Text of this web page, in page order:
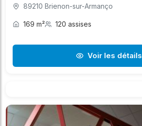
89210 Brienon-sur-Armanço
169 m² 120 assises
Voir les détails